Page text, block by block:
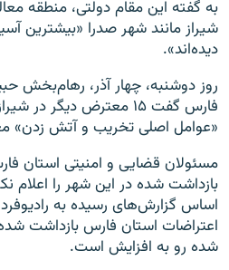
به گفته این مقام دولتی، منطقه
شیراز مانند شهر صدرا «بیشترین
دیده‌اند».
روز دوشنبه، چهار آذر، رهام‌بخش
فارس گفت ۱۵ معترض دیگر
«عوامل اصلی تخریب و آتش‌ زدن»
مسئولان قضایی و امنیتی استان
بازداشت شده در این شهر را اعلام
اعتراضات استان فارس بازداشت
شده رو به افزایش است.